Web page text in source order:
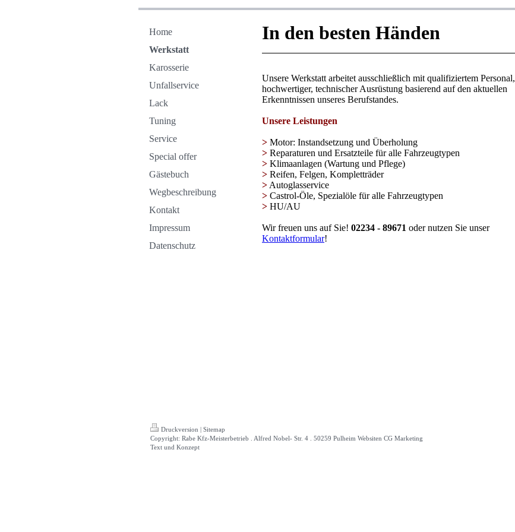
Home
Werkstatt
Karosserie
Unfallservice
Lack
Tuning
Service
Special offer
Gästebuch
Wegbeschreibung
Kontakt
Impressum
Datenschutz
In den besten Händen
Unsere Werkstatt arbeitet ausschließlich mit qualifiziertem Personal,
hochwertiger, technischer Ausrüstung basierend auf den aktuellen
Erkenntnissen unseres Berufstandes.
Unsere Leistungen
> Motor: Instandsetzung und Überholung
> Reparaturen und Ersatzteile für alle Fahrzeugtypen
> Klimaanlagen (Wartung und Pflege)
> Reifen, Felgen, Kompletträder
> Autoglasservice
> Castrol-Öle, Spezialöle für alle Fahrzeugtypen
> HU/AU
Wir freuen uns auf Sie! 02234 - 89671 oder nutzen Sie unser
Kontaktformular!
Druckversion | Sitemap
Copyright: Rabe Kfz-Meisterbetrieb . Alfred Nobel- Str. 4 . 50259 Pulheim Websiten CG Marketing
Text und Konzept